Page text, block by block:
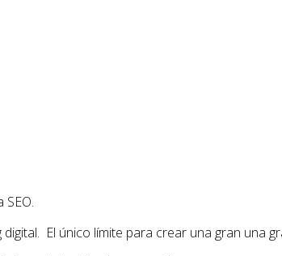
El único límite para crear una gran una